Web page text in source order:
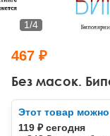
Тревожные
Психодрама
Другие
Классический,
Психология труда
Социальная
Социальная и
Классический и
Без масок.
1/4
467 ₽
Этот товар
119 ₽ сегодня